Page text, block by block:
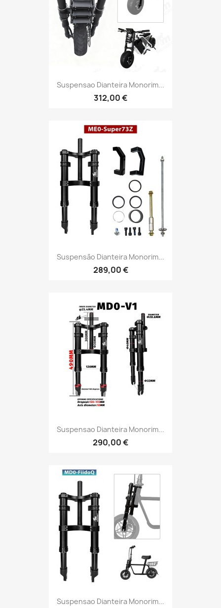
Suspensao Dianteira Monorim...
312,00 €
Suspensão Dianteira Monorim...
289,00 €
Suspensao Dianteira Monorim...
290,00 €
Suspensao Dianteira Monorim...